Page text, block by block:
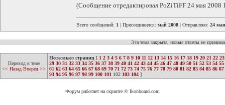
(Сообщение отредактировал PoZiTiFF 24 мая 2008
Всего сообщений: 1 | Присоединился: май 2008 | Отправлено: 24
Эта тема закрыта, новые ответы не
Переход к теме
<< Назад Вперед >>
Несколько страниц [ 1 2 3 4 5 6 7 8 9 10 11 12 13 14 15 16 17 18 19 20 21 22 23
29 30 31 32 33 34 35 36 37 38 39 40 41 42 43 44 45 46 47 48 49 50 51 52 53 54 55
61 62 63 64 65 66 67 68 69 70 71 72 73 74 75 76 77 78 79 80 81 82 83 84 85 86 87
93 94 95 96 97 98 99 100 101 102 103 104 ]
Форум работает на скрипте © Ikonboard.com